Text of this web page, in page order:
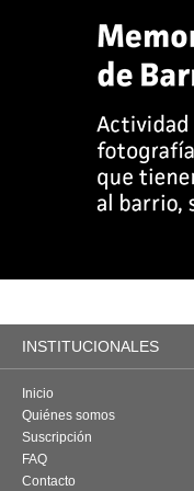
INSTITUCIONALES
Inicio
Quiénes somos
Suscripción
FAQ
Contacto